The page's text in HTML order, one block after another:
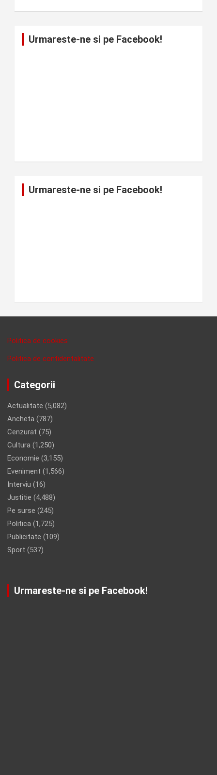
Urmareste-ne si pe Facebook!
Urmareste-ne si pe Facebook!
Politica de cookies
Politica de confidentalitate
Categorii
Actualitate (5,082)
Ancheta (787)
Cenzurat (75)
Cultura (1,250)
Economie (3,155)
Eveniment (1,566)
Interviu (16)
Justitie (4,488)
Pe surse (245)
Politica (1,725)
Publicitate (109)
Sport (537)
Urmareste-ne si pe Facebook!